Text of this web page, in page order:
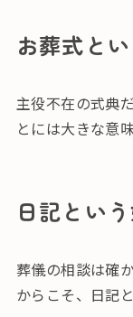
お葬式と
主役不在の式典
とには大きな意
日記とい
葬儀の相談は確
からこそ、日記